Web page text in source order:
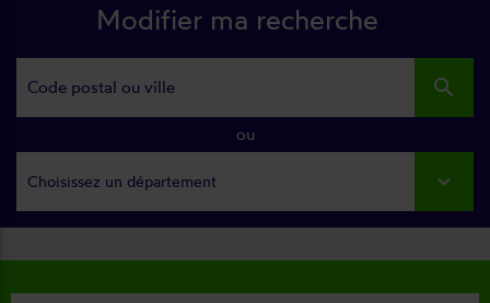
Modifier ma recherche
search
ou
Choisissez un département